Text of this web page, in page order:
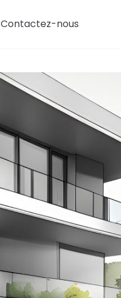
Contactez-nous